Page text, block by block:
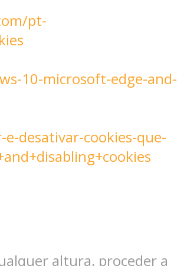
pt-
10-microsoft-edge-and-
desativar-cookies-que-
altura, proceder a